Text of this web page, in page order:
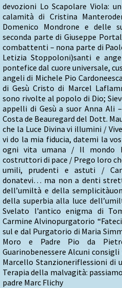
devozioni Lo Scapolare Viola:
calamità di Cristina
Domenico Mondrone e delle
seconda parte di Giuseppe
combattenti – nona parte di
Letizia Stoppoloni)santi e
pontefice dal cuore universale,
angeli di Michele Pio
di Gesù Cristo di Marcel
sono rivolte al popolo di Dio;
appelli di Gesù a suor Anna Ali
Costa de Beauregard del Dott.
che la Luce Divina vi illumini /
vi do la mia fiducia, datemi la
ogni vita umana / Il mondo
costruttori di pace / Prego loro
umili, prudenti e astuti /
donatevi… ma non a denti
dell’umiltà e della
della superbia alla luce
Svelato l’antico enigma di
Carmine Alvinopurgatorio
sul e dal Purgatorio di Maria
Moro e Padre Pio da
Guarinobenessere Alcuni
Marcello Stanzioneriflessioni di
Terapia della malvagità:
padre Marc Flichy